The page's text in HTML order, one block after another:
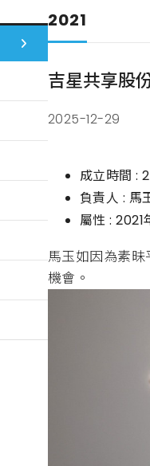
2021
吉星共享股
2025-12-29
成立時間 :
負責人 : 馬
屬性 :
馬玉如因為素
機會。